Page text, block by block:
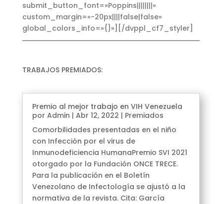
submit_button_font=»Poppins||||||||»
custom_margin=»-20px||||false|false»
global_colors_info=»{}»][/dvppl_cf7_styler]
TRABAJOS PREMIADOS:
Premio al mejor trabajo en VIH Venezuela
por Admin | Abr 12, 2022 | Premiados
Comorbilidades presentadas en el niño
con Infección por el virus de
Inmunodeficiencia HumanaPremio SVI 2021
otorgado por la Fundación ONCE TRECE.
Para la publicación en el Boletín
Venezolano de Infectología se ajustó a la
normativa de la revista. Cita: García